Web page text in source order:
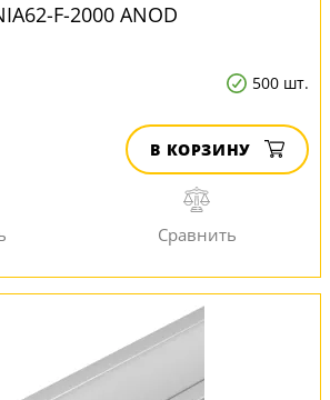
F-2000 ANOD
500 шт.
В КОРЗИНУ